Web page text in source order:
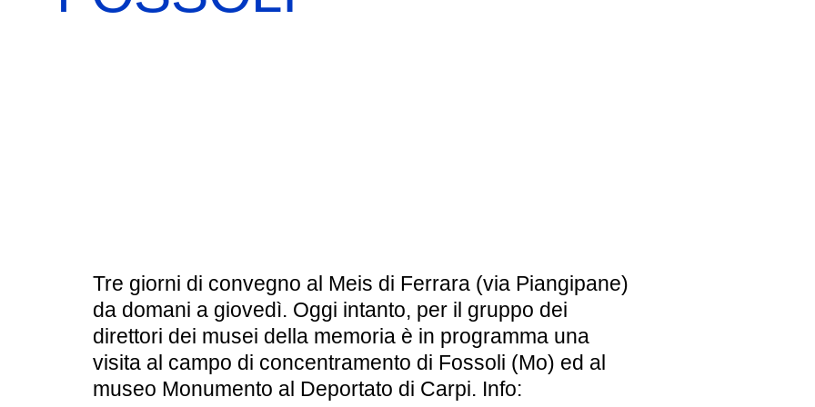
BOOKSHOP
CALENDARIO & FESTIVITÀ
OGGETTI & SIMBOLI
IL CICLO DELLA VITA
Tre giorni di convegno al Meis di Ferrara (via Piangipane)
da domani a giovedì. Oggi intanto, per il gruppo dei
direttori dei musei della memoria è in programma una
visita al campo di concentramento di Fossoli (Mo) ed al
museo Monumento al Deportato di Carpi. Info: